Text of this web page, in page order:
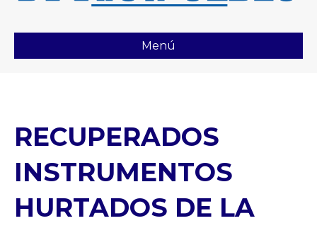
Menú
RECUPERADOS
INSTRUMENTOS
HURTADOS DE LA